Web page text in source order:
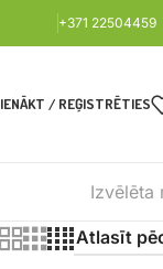
+371 22504459
IENĀKT / REĢISTRĒTIES
Izvēlēta